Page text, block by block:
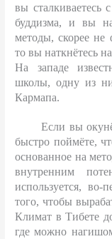
вы сталкиваетесь
буддизма, и вы
методы, скорее не
то вы наткнётесь
На западе
школы, одну из
Кармапа.
Если вы
быстро поймёте,
основанное на
внутренним
используется,
того, чтобы
Климат в Тибете
где можно